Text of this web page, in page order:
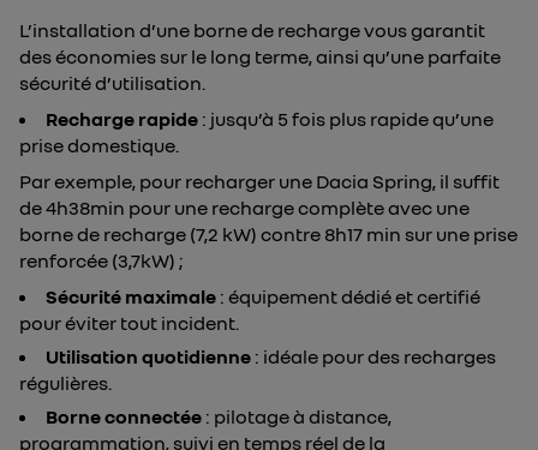
L’installation d’une borne de recharge vous garantit
des économies sur le long terme, ainsi qu’une parfaite
sécurité d’utilisation.
Recharge rapide : jusqu’à 5 fois plus rapide qu’une
prise domestique.
Par exemple, pour recharger une Dacia Spring, il suffit
de 4h38min pour une recharge complète avec une
borne de recharge (7,2 kW) contre 8h17 min sur une prise
renforcée (3,7kW) ;
Sécurité maximale : équipement dédié et certifié
pour éviter tout incident.
Utilisation quotidienne : idéale pour des recharges
régulières.
Borne connectée : pilotage à distance,
programmation, suivi en temps réel de la